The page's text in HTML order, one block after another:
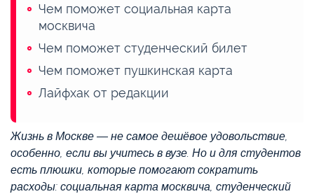
Чем поможет социальная карта
москвича
Чем поможет студенческий билет
Чем поможет пушкинская карта
Лайфхак от редакции
Жизнь в Москве — не самое дешёвое удовольствие,
особенно, если вы учитесь в вузе. Но и для студентов
есть плюшки, которые помогают сократить
расходы: социальная карта москвича, студенческий